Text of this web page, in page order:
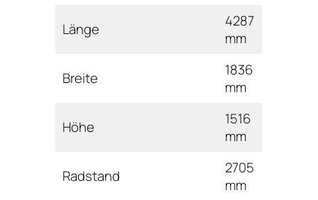
Länge
4287
mm
Breite
1836
mm
Höhe
1516
mm
Radstand
2705
mm